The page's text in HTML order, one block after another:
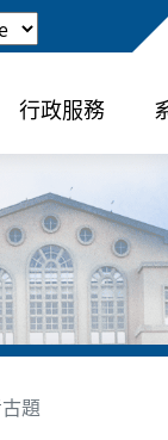
行政服務
題